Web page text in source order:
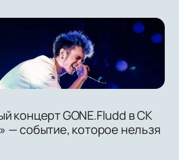
концерт GONE.Fludd в СК
— событие, которое нельзя